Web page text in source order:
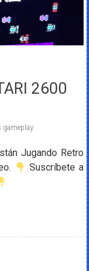
2600
gameplay
Jugando Retro
Suscríbete a